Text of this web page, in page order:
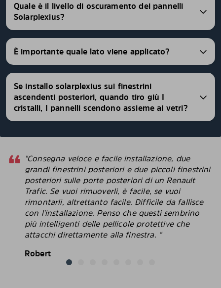
Quale è il livello di oscuramento dei pannelli
Solarplexius?
È importante quale lato viene applicato?
Se installo solarplexius sui finestrini
ascendenti posteriori, quando tiro giù I
cristalli, I pannelli scendono assieme ai vetri?
"Consegna veloce e facile installazione, due
grandi finestrini posteriori e due piccoli finestrini
posteriori sulle porte posteriori di un Renault
Trafic. Se vuoi rimuoverli, è facile, se vuoi
rimontarli, altrettanto facile. Difficile da fallisce
con l'installazione. Penso che questi sembrino
più intelligenti delle pellicole protettive che
attacchi direttamente alla finestra. "
Robert